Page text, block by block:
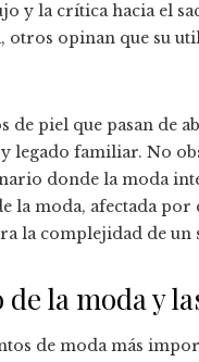
y la crítica hacia el
otros opinan que su
de piel que pasan de
legado familiar. No
donde la moda
la moda, afectada
la complejidad de
de la moda y
de moda más